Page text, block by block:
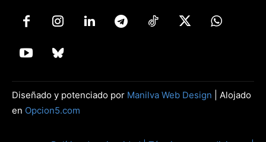
Diseñado y potenciado por Manilva Web Design | Alojado
en Opcion5.com